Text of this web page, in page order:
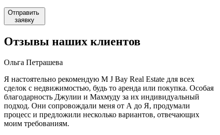
Отправить
заявку
Отзывы наших клиентов
Ольга Петрашева
Я настоятельно рекомендую M J Bay Real Estate для всех
сделок с недвижимостью, будь то аренда или покупка. Особая
благодарность Джулии и Махмуду за их индивидуальный
подход. Они сопровождали меня от А до Я, продумали
процесс и предложили несколько вариантов, отвечающих
моим требованиям.